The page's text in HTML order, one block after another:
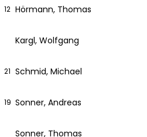
12 Hörmann, Thomas
Kargl, Wolfgang
21 Schmid, Michael
19 Sonner, Andreas
Sonner, Thomas